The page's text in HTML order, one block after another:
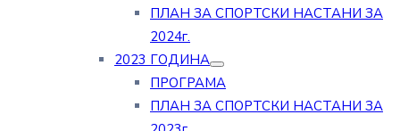
ПЛАН ЗА СПОРТСКИ НАСТАНИ ЗА
2024г.
2023 ГОДИНА
ПРОГРАМА
ПЛАН ЗА СПОРТСКИ НАСТАНИ ЗА